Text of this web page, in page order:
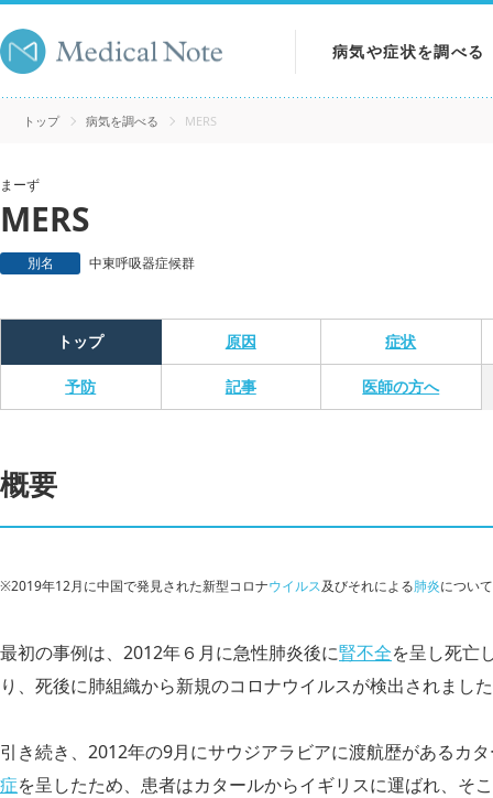
病気や症状を調べる
病気を調べる
トップ 病気を調べる MERS
まーず
MERS
別名 中東呼吸器症候群
トップ 原因 症状
予防 記事 医師の方へ
概要
※2019年12月に中国で発見された新型コロナウイルス及びそれによる肺炎につい
最初の事例は、2012年６月に急性肺炎後に腎不全を呈し死亡
り、死後に肺組織から新規のコロナウイルスが検出されまし
引き続き、2012年の9月にサウジアラビアに渡航歴があるカ
症を呈したため、患者はカタールからイギリスに運ばれ、そ